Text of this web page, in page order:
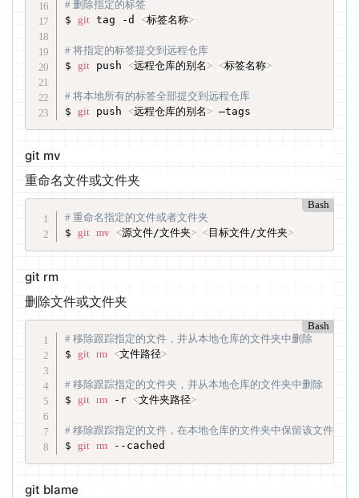
# 删除指定的标签
$ git tag -d <标签名称>
# 将指定的标签提交到远程仓库
$ git push <远程仓库的别名> <标签名称>
# 将本地所有的标签全部提交到远程仓库
$ git push <远程仓库的别名> –tags
git mv
重命名文件或文件夹
Bash
# 重命名指定的文件或者文件夹
$ git mv <源文件/文件夹> <目标文件/文件夹>
git rm
删除文件或文件夹
Bash
# 移除跟踪指定的文件，并从本地仓库的文件夹中删除
$ git rm <文件路径>
# 移除跟踪指定的文件夹，并从本地仓库的文件夹中删除
$ git rm -r <文件夹路径>
# 移除跟踪指定的文件，在本地仓库的文件夹中保留该文件
$ git rm --cached
git blame